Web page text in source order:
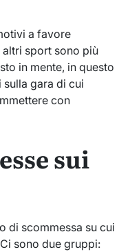
a favore
sport sono più
in mente, in questo
gara di cui
con
sui
di scommessa su cui
sono due gruppi: